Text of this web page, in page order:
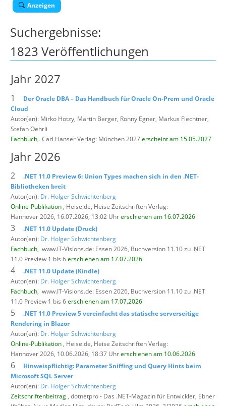
Anzeigen
Suchergebnisse:
1823 Veröffentlichungen
Jahr 2027
1
Der Oracle DBA – Das Handbuch für Oracle On-Prem und Oracle
Cloud
Autor(en): Mirko Hotzy, Martin Berger, Ronny Egner, Markus Flechtner,
Stefan Oehrli
Fachbuch, Carl Hanser Verlag: München 2027erscheint am 15.05.2027
Jahr 2026
2
.NET 11.0 Preview 6: Union Types machen sich in den .NET-
Bibliotheken breit
Autor(en): Dr. Holger Schwichtenberg
Online-Publikation , Heise.de, Heise Zeitschriften Verlag:
Hannover 2026, 16.07.2026, 13:02 Uhrerschienen am 16.07.2026
3
.NET 11.0 Update (Druck)
Autor(en): Dr. Holger Schwichtenberg
Fachbuch, www.IT-Visions.de: Essen 2026, Buchversion 11.10 zu .NET
11.0 Preview 1 bis 6erschienen am 17.07.2026
4
.NET 11.0 Update (Kindle)
Autor(en): Dr. Holger Schwichtenberg
Fachbuch, www.IT-Visions.de: Essen 2026, Buchversion 11.10 zu .NET
11.0 Preview 1 bis 6erschienen am 17.07.2026
5
.NET 11.0 Preview 5 vereinfacht das statische serverseitige
Rendering in Blazor
Autor(en): Dr. Holger Schwichtenberg
Online-Publikation , Heise.de, Heise Zeitschriften Verlag:
Hannover 2026, 10.06.2026, 18:37 Uhrerschienen am 10.06.2026
6
Hinweispflichtig: Parameter Sniffing und Query Hints beim
Microsoft SQL Server
Autor(en): Dr. Holger Schwichtenberg
Zeitschriftenbeitrag , dotnetpro - Das .NET-Magazin für Entwickler, Ebner